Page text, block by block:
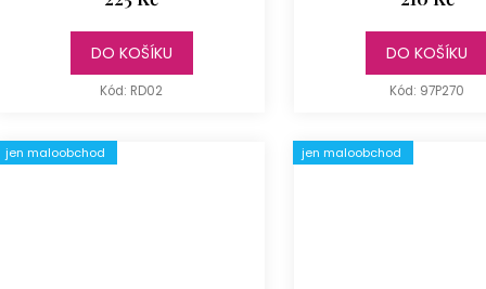
DO KOŠÍKU
Kód: RD02
DO KOŠÍKU
Kód: 97P270
jen maloobchod jen maloobchod